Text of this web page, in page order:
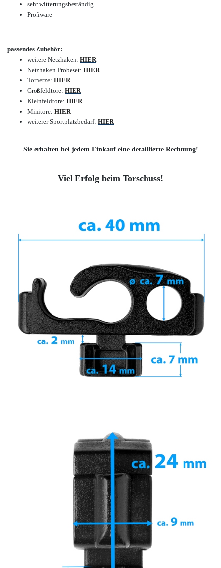
sehr witterungsbeständig
Profiware
passendes Zubehör:
weitere Netzhaken: HIER
Netzhaken Probeset: HIER
Tornetze: HIER
Großfeldtore: HIER
Kleinfeldtore: HIER
Minitore: HIER
weiterer Sportplatzbedarf: HIER
Sie erhalten bei jedem Einkauf eine detaillierte Rechnung!
Viel Erfolg beim Torschuss!